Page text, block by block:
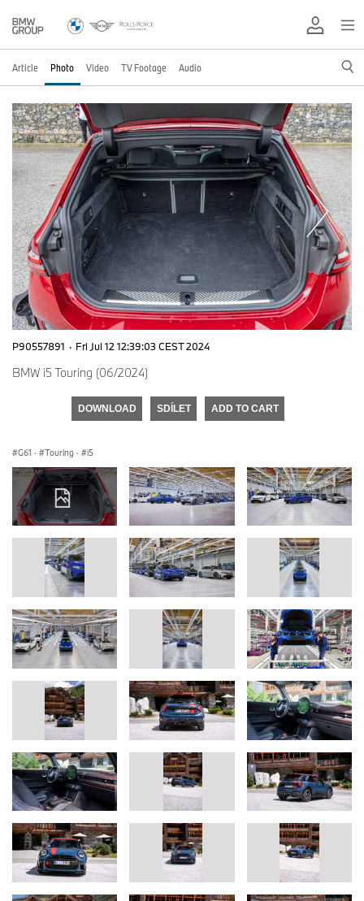
Article Photo Video TV Footage Audio
P90557891 · Fri Jul 12 12:39:03 CEST 2024
BMW i5 Touring (06/2024)
DOWNLOAD SDÍLET ADD TO CART
G61 · Touring · i5